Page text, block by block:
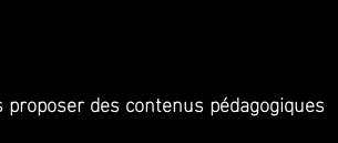
des contenus pédagogiques